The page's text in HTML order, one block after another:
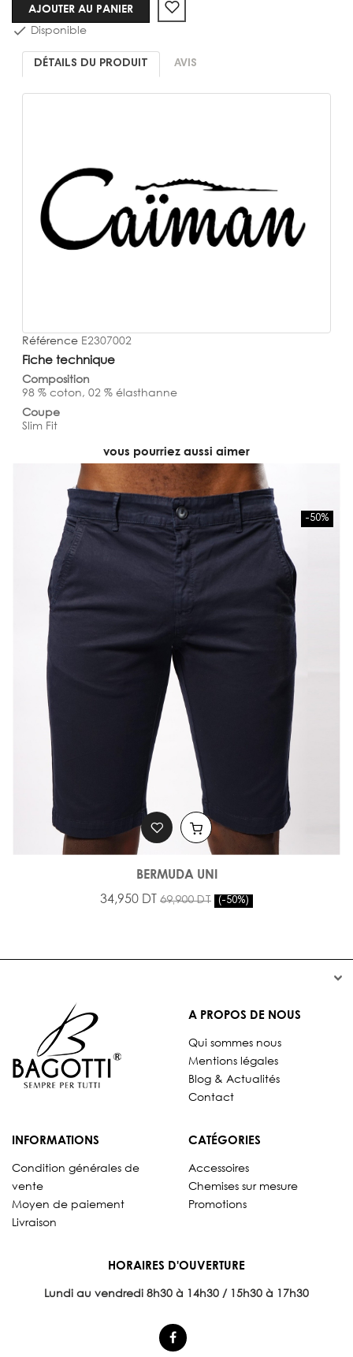
AJOUTER AU PANIER
 Disponible
DÉTAILS DU PRODUIT AVIS
Référence E2307002
Fiche technique
Composition
98 % coton, 02 % élasthanne
Coupe
Slim Fit
vous pourriez aussi aimer
-50%
BERMUDA UNI
34,950 DT 69,900 DT -50%


A PROPOS DE NOUS
Qui sommes nous
Mentions légales
Blog & Actualités
Contact
INFORMATIONS
Condition générales de
vente
Moyen de paiement
Livraison
CATÉGORIES
Accessoires
Chemises sur mesure
Promotions
HORAIRES D'OUVERTURE
Lundi au vendredi 8h30 à 14h30 / 15h30 à 17h30